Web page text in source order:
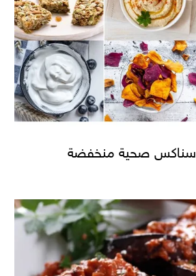
احسب أكلك.. 5 سناكس صحية منخفضة